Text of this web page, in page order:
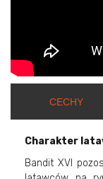
CECHY
Charakter
Bandit XVI